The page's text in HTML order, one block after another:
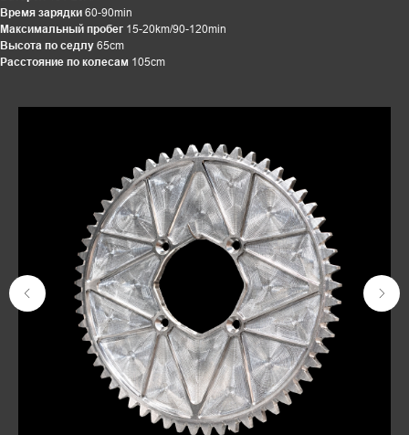
Время зарядки 60-90min
Максимальный пробег 15-20km/90-120min
Высота по седлу 65cm
Расстояние по колесам 105cm